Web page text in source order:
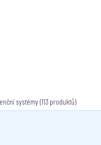
systémy(113 produktů)